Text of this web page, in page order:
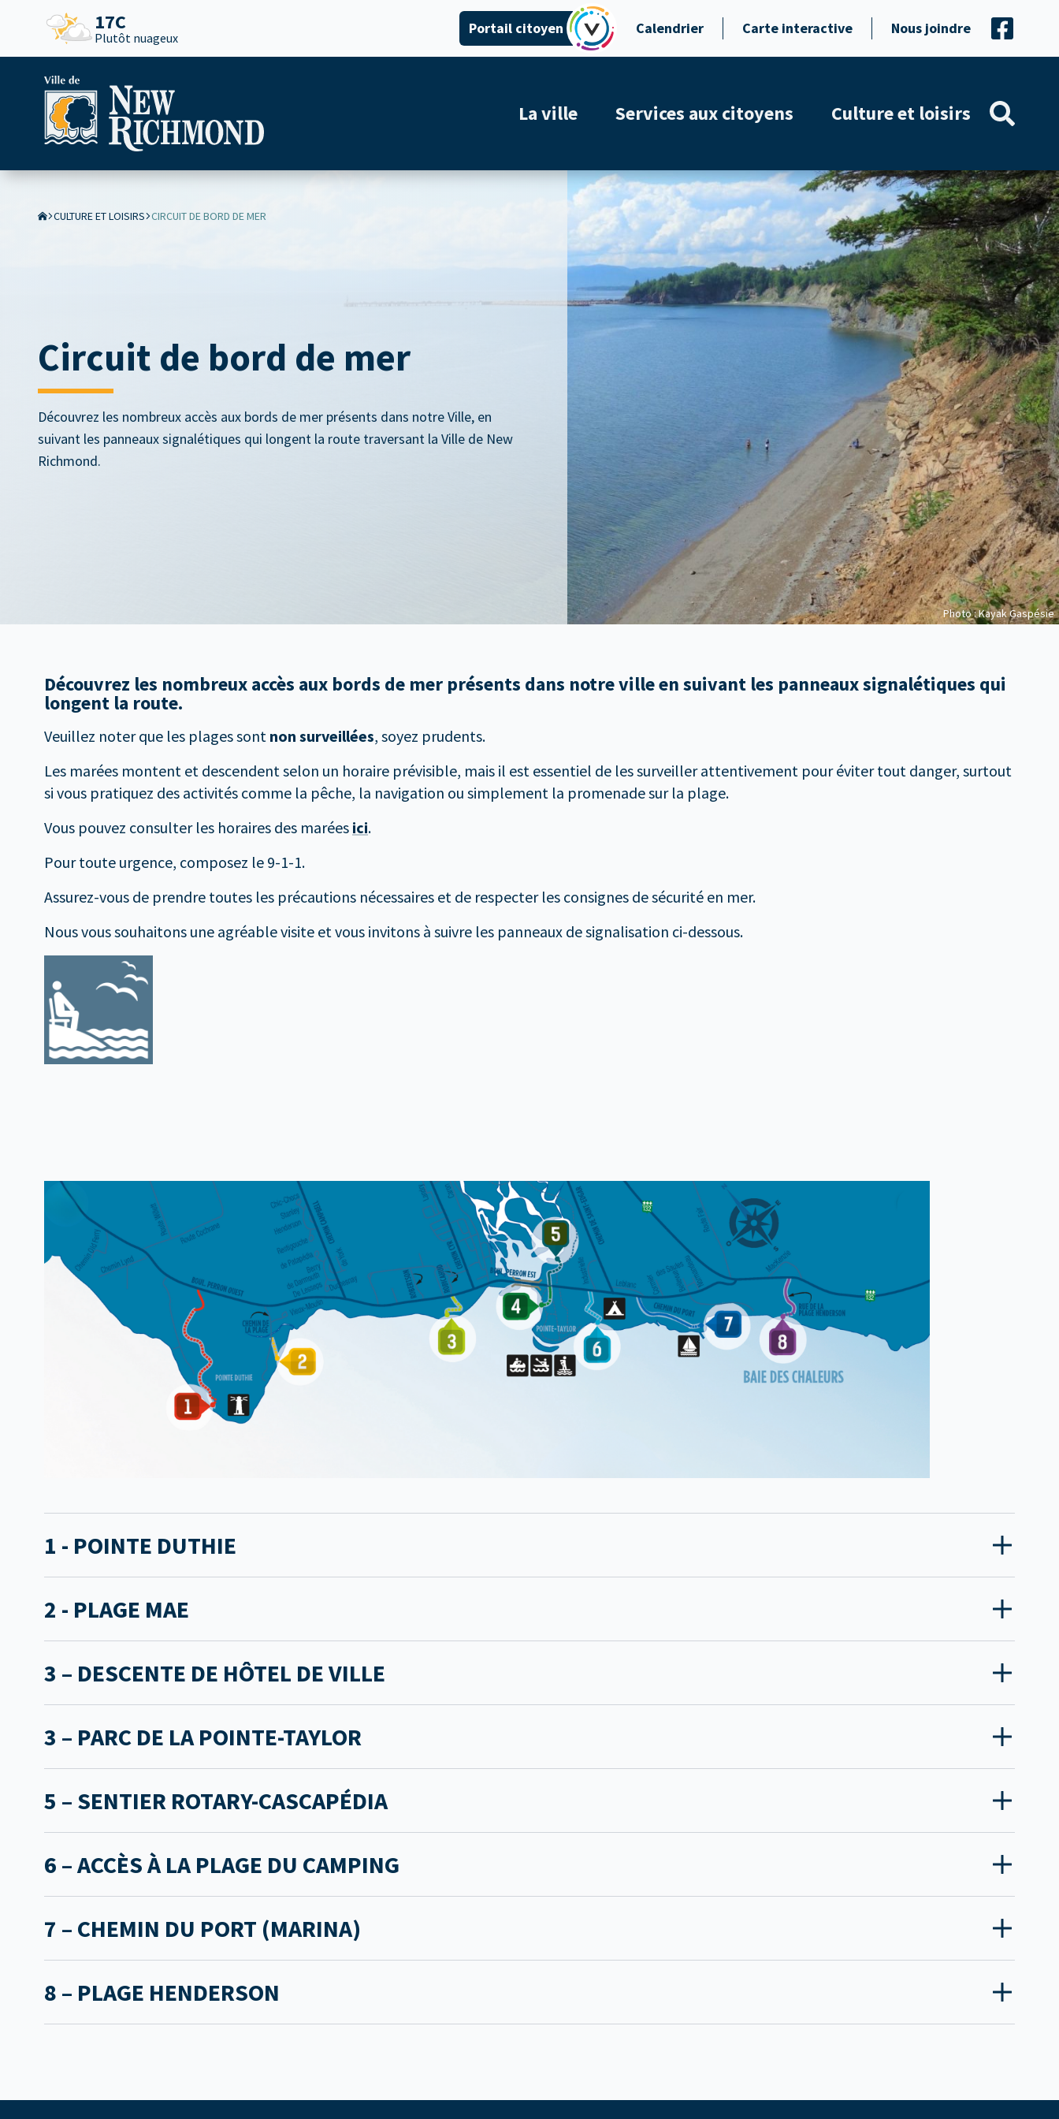
17C
Plutôt nuageux
Portail citoyen Calendrier Carte interactive Nous joindre
La ville Services aux citoyens Culture et loisirs
Photo : Kayak Gaspésie
CULTURE ET LOISIRS CIRCUIT DE BORD DE MER
Circuit de bord de mer
Découvrez les nombreux accès aux bords de mer présents dans notre Ville, en
suivant les panneaux signalétiques qui longent la route traversant la Ville de New
Richmond.
Découvrez les nombreux accès aux bords de mer présents dans notre ville en suivant les panneaux signalétiques qui
longent la route.
Veuillez noter que les plages sont non surveillées, soyez prudents.
Les marées montent et descendent selon un horaire prévisible, mais il est essentiel de les surveiller attentivement pour éviter tout danger, surtout
si vous pratiquez des activités comme la pêche, la navigation ou simplement la promenade sur la plage.
Vous pouvez consulter les horaires des marées ici.
Pour toute urgence, composez le 9-1-1.
Assurez-vous de prendre toutes les précautions nécessaires et de respecter les consignes de sécurité en mer.
Nous vous souhaitons une agréable visite et vous invitons à suivre les panneaux de signalisation ci-dessous.
1 - POINTE DUTHIE
2 - PLAGE MAE
3 – DESCENTE DE HÔTEL DE VILLE
3 – PARC DE LA POINTE-TAYLOR
5 – SENTIER ROTARY-CASCAPÉDIA
6 – ACCÈS À LA PLAGE DU CAMPING
7 – CHEMIN DU PORT (MARINA)
8 – PLAGE HENDERSON